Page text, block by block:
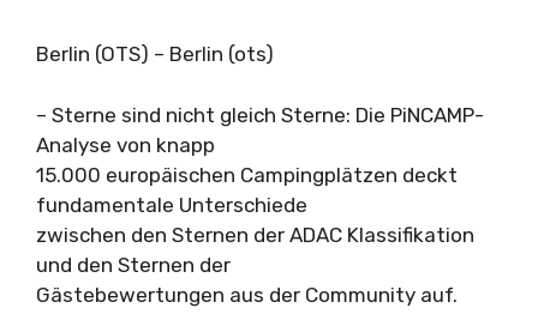
Berlin (OTS) – Berlin (ots)
– Sterne sind nicht gleich Sterne: Die PiNCAMP-
Analyse von knapp
15.000 europäischen Campingplätzen deckt
fundamentale Unterschiede
zwischen den Sternen der ADAC Klassifikation
und den Sternen der
Gästebewertungen aus der Community auf.